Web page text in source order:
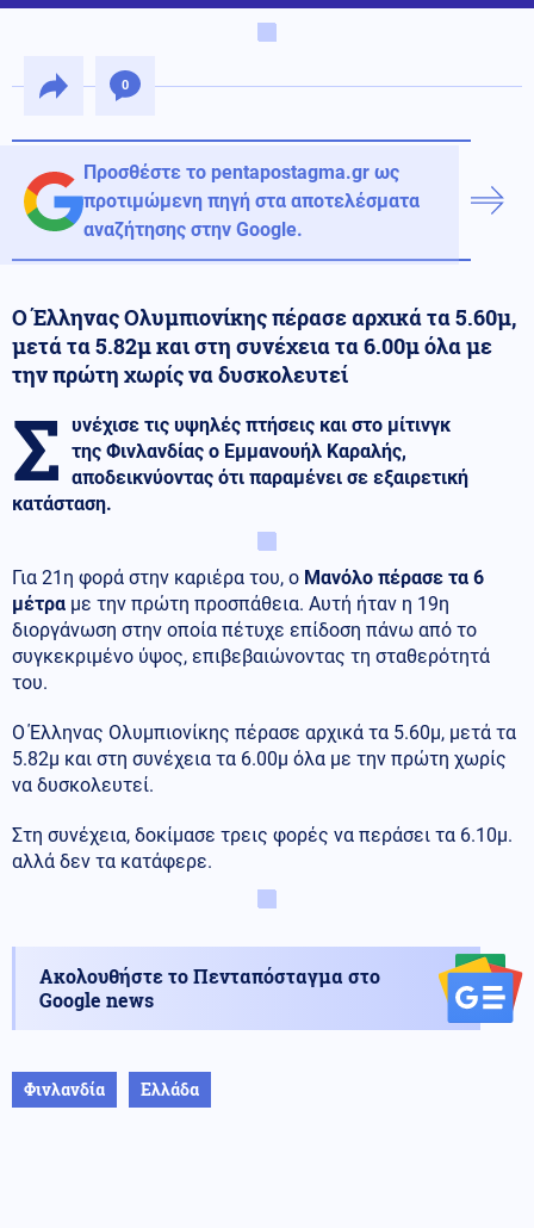
0
Προσθέστε το pentapostagma.gr ως
προτιμώμενη πηγή στα αποτελέσματα
αναζήτησης στην Google.
Ο Έλληνας Ολυμπιονίκης πέρασε αρχικά τα 5.60μ,
μετά τα 5.82μ και στη συνέχεια τα 6.00μ όλα με
την πρώτη χωρίς να δυσκολευτεί
Σ υνέχισε τις υψηλές πτήσεις και στο μίτινγκ
της Φινλανδίας ο Εμμανουήλ Καραλής,
αποδεικνύοντας ότι παραμένει σε εξαιρετική
κατάσταση.
Για 21η φορά στην καριέρα του, ο Μανόλο πέρασε τα 6
μέτρα με την πρώτη προσπάθεια. Αυτή ήταν η 19η
διοργάνωση στην οποία πέτυχε επίδοση πάνω από το
συγκεκριμένο ύψος, επιβεβαιώνοντας τη σταθερότητά
του.
Ο Έλληνας Ολυμπιονίκης πέρασε αρχικά τα 5.60μ, μετά τα
5.82μ και στη συνέχεια τα 6.00μ όλα με την πρώτη χωρίς
να δυσκολευτεί.
Στη συνέχεια, δοκίμασε τρεις φορές να περάσει τα 6.10μ.
αλλά δεν τα κατάφερε.
Ακολουθήστε το Πενταπόσταγμα στο
Google news
Φινλανδία Ελλάδα